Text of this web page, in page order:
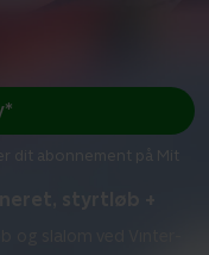
styrtløb +
dit abonnement på Mit